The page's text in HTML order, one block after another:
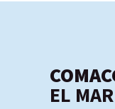
EL